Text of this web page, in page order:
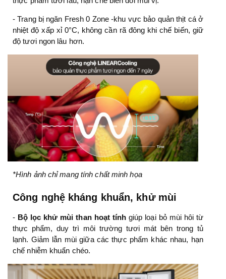
- Trang bị ngăn Fresh 0 Zone -khu vực bảo quản thịt cá ở
nhiệt độ xấp xỉ 0°C, không cần rã đông khi chế biến, giữ
độ tươi ngon lâu hơn.
*Hình ảnh chỉ mang tính chất minh họa
Công nghệ kháng khuẩn, khử mùi
- Bộ lọc khử mùi than hoạt tính giúp loại bỏ mùi hôi từ
thực phẩm, duy trì môi trường tươi mát bên trong tủ
lạnh. Giảm lẫn mùi giữa các thực phẩm khác nhau, hạn
chế nhiễm khuẩn chéo.